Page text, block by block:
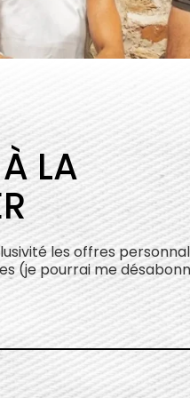
LA
les offres
(je pourrai me